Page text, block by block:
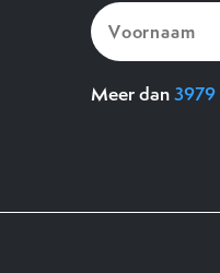
Voornaam
(Vereist)
Meer dan3979